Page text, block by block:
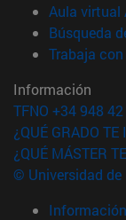
Aula virtual
Búsqueda
Trabaja
Información
TFNO +34 948
¿QUÉ GRADO TE
¿QUÉ MÁSTER
© Universidad de